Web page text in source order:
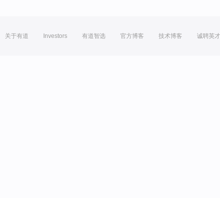
关于有道 Investors 有道智选 官方博客 技术博客 诚聘英才